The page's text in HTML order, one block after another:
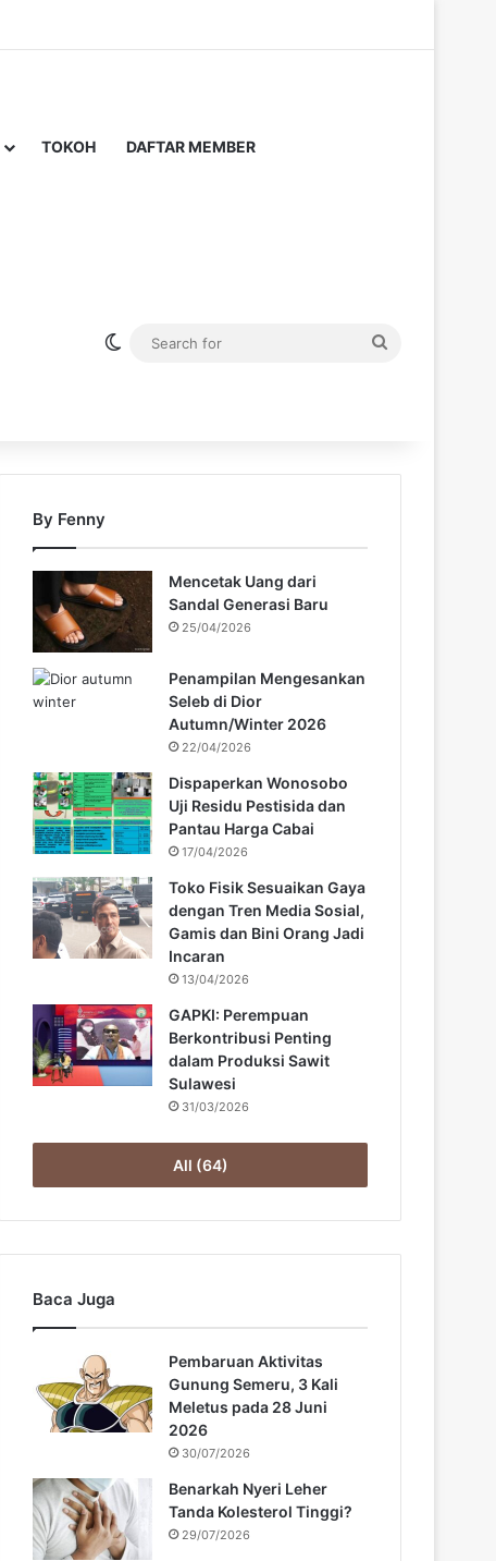
TOKOH DAFTAR MEMBER
Switch skin
By Fenny
Mencetak Uang dari
Sandal Generasi Baru
25/04/2026
Penampilan Mengesankan
Seleb di Dior
Autumn/Winter 2026
22/04/2026
Dispaperkan Wonosobo
Uji Residu Pestisida dan
Pantau Harga Cabai
17/04/2026
Toko Fisik Sesuaikan Gaya
dengan Tren Media Sosial,
Gamis dan Bini Orang Jadi
Incaran
13/04/2026
GAPKI: Perempuan
Berkontribusi Penting
dalam Produksi Sawit
Sulawesi
31/03/2026
All (64)
Baca Juga
Pembaruan Aktivitas
Gunung Semeru, 3 Kali
Meletus pada 28 Juni
2026
30/07/2026
Benarkah Nyeri Leher
Tanda Kolesterol Tinggi?
29/07/2026